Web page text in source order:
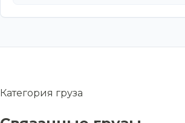
Категория груза